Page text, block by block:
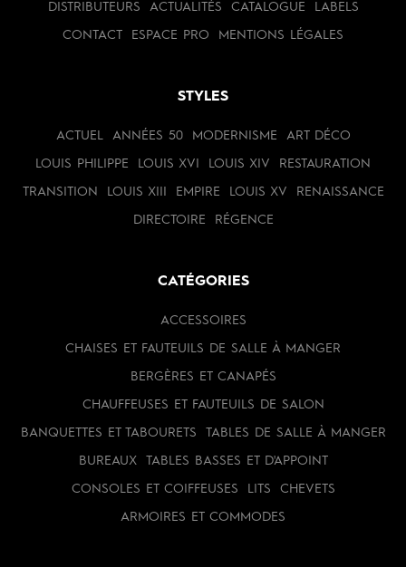
DISTRIBUTEURS ACTUALITÉS CATALOGUE LABELS
CONTACT ESPACE PRO MENTIONS LÉGALES
STYLES
ACTUEL ANNÉES 50 MODERNISME ART DÉCO
LOUIS PHILIPPE LOUIS XVI LOUIS XIV RESTAURATION
TRANSITION LOUIS XIII EMPIRE LOUIS XV RENAISSANCE
DIRECTOIRE RÉGENCE
CATÉGORIES
ACCESSOIRES
CHAISES ET FAUTEUILS DE SALLE À MANGER
BERGÈRES ET CANAPÉS
CHAUFFEUSES ET FAUTEUILS DE SALON
BANQUETTES ET TABOURETS TABLES DE SALLE À MANGER
BUREAUX TABLES BASSES ET D'APPOINT
CONSOLES ET COIFFEUSES LITS CHEVETS
ARMOIRES ET COMMODES